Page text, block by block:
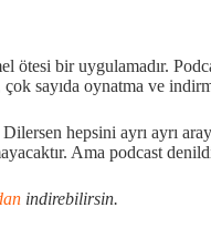
ötesi bir uygulamadır.
çok sayıda oynatma ve
hepsini ayrı ayrı
Ama podcast
indirebilirsin.